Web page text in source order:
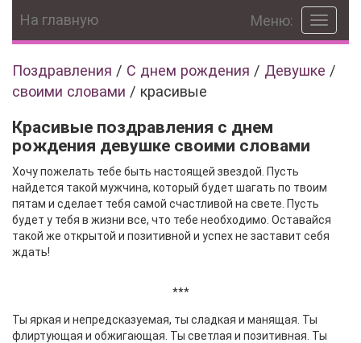
Toggle
На главную Меню:
Поздравления / С днем рождения / Девушке /
своими словами / красивые
Красивые поздравления с днем
рождения девушке своими словами
Хочу пожелать тебе быть настоящей звездой. Пусть
найдется такой мужчина, который будет шагать по твоим
пятам и сделает тебя самой счастливой на свете. Пусть
будет у тебя в жизни все, что тебе необходимо. Оставайся
такой же открытой и позитивной и успех не заставит себя
ждать!
***
Ты яркая и непредсказуемая, ты сладкая и манящая. Ты
флиртующая и обжигающая. Ты светлая и позитивная. Ты